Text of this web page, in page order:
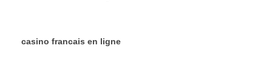
casino francais en ligne